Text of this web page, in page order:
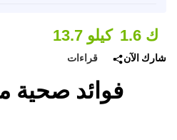
13.7 كيلو
قراءات
1.6 ك
شارك الآن